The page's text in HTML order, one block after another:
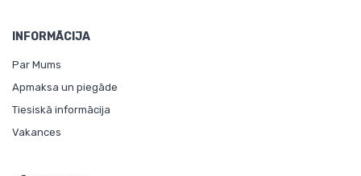
INFORMĀCIJA
Par Mums
Apmaksa un piegāde
Tiesiskā informācija
Vakances